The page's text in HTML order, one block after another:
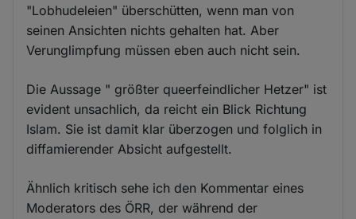
"Lobhudeleien" überschütten, wenn man von
seinen Ansichten nichts gehalten hat. Aber
Verunglimpfung müssen eben auch nicht sein.
Die Aussage " größter queerfeindlicher Hetzer" ist
evident unsachlich, da reicht ein Blick Richtung
Islam. Sie ist damit klar überzogen und folglich in
diffamierender Absicht aufgestellt.
Ähnlich kritisch sehe ich den Kommentar eines
Moderators des ÖRR, der während der